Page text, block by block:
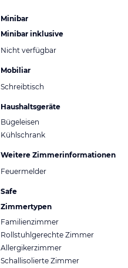
Minibar
Minibar inklusive
Nicht verfügbar
Mobiliar
Schreibtisch
Haushaltsgeräte
Bügeleisen
Kühlschrank
Weitere Zimmerinformationen
Feuermelder
Safe
Zimmertypen
Familienzimmer
Rollstuhlgerechte Zimmer
Allergikerzimmer
Schallisolierte Zimmer